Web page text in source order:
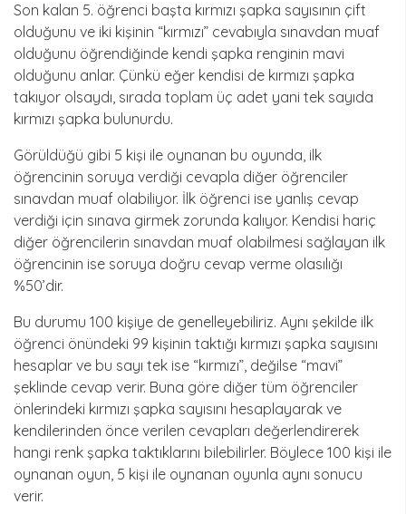
Son kalan 5. öğrenci başta kırmızı şapka sayısının çift
olduğunu ve iki kişinin “kırmızı” cevabıyla sınavdan muaf
olduğunu öğrendiğinde kendi şapka renginin mavi
olduğunu anlar. Çünkü eğer kendisi de kırmızı şapka
takıyor olsaydı, sırada toplam üç adet yani tek sayıda
kırmızı şapka bulunurdu.
Görüldüğü gibi 5 kişi ile oynanan bu oyunda, ilk
öğrencinin soruya verdiği cevapla diğer öğrenciler
sınavdan muaf olabiliyor. İlk öğrenci ise yanlış cevap
verdiği için sınava girmek zorunda kalıyor. Kendisi hariç
diğer öğrencilerin sınavdan muaf olabilmesi sağlayan ilk
öğrencinin ise soruya doğru cevap verme olasılığı
%50’dir.
Bu durumu 100 kişiye de genelleyebiliriz. Aynı şekilde ilk
öğrenci önündeki 99 kişinin taktığı kırmızı şapka sayısını
hesaplar ve bu sayı tek ise “kırmızı”, değilse “mavi”
şeklinde cevap verir. Buna göre diğer tüm öğrenciler
önlerindeki kırmızı şapka sayısını hesaplayarak ve
kendilerinden önce verilen cevapları değerlendirerek
hangi renk şapka taktıklarını bilebilirler. Böylece 100 kişi ile
oynanan oyun, 5 kişi ile oynanan oyunla aynı sonucu
verir.